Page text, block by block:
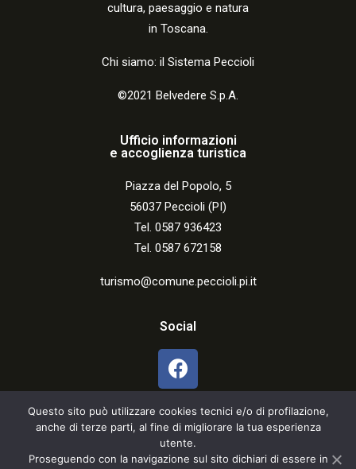
cultura, paesaggio e natura
in Toscana.
Chi siamo: il Sistema Peccioli
©2021 Belvedere S.p.A.
Ufficio informazioni
e accoglienza turistica
Piazza del Popolo, 5
56037 Peccioli (PI)
Tel. 0587 936423
Tel. 0587 672158
turismo@comune.peccioli.pi.it
Social
Questo sito può utilizzare cookies tecnici e/o di profilazione,
anche di terze parti, al fine di migliorare la tua esperienza
utente.
Proseguendo con la navigazione sul sito dichiari di essere in